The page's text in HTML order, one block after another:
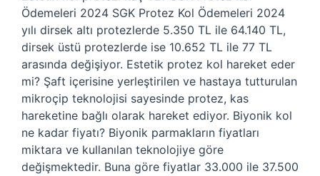
Ödemeleri 2024 SGK Protez Kol Ödemeleri 2024
yılı dirsek altı protezlerde 5.350 TL ile 64.140 TL,
dirsek üstü protezlerde ise 10.652 TL ile 77 TL
arasında değişiyor. Estetik protez kol hareket eder
mi? Şaft içerisine yerleştirilen ve hastaya tutturulan
mikroçip teknolojisi sayesinde protez, kas
hareketine bağlı olarak hareket ediyor. Biyonik kol
ne kadar fiyatı? Biyonik parmakların fiyatları
miktara ve kullanılan teknolojiye göre
değişmektedir. Buna göre fiyatlar 33.000 ile 37.500